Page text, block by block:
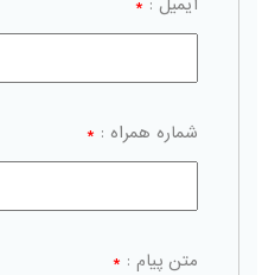
شماره همراه : *
متن پیام : *